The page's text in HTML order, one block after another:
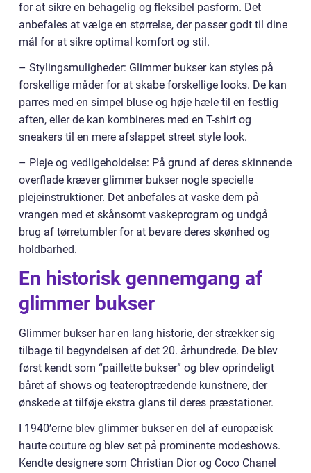
for at sikre en behagelig og fleksibel pasform. Det
anbefales at vælge en størrelse, der passer godt til dine
mål for at sikre optimal komfort og stil.
– Stylingsmuligheder: Glimmer bukser kan styles på
forskellige måder for at skabe forskellige looks. De kan
parres med en simpel bluse og høje hæle til en festlig
aften, eller de kan kombineres med en T-shirt og
sneakers til en mere afslappet street style look.
– Pleje og vedligeholdelse: På grund af deres skinnende
overflade kræver glimmer bukser nogle specielle
plejeinstruktioner. Det anbefales at vaske dem på
vrangen med et skånsomt vaskeprogram og undgå
brug af tørretumbler for at bevare deres skønhed og
holdbarhed.
En historisk gennemgang af
glimmer bukser
Glimmer bukser har en lang historie, der strækker sig
tilbage til begyndelsen af det 20. århundrede. De blev
først kendt som “paillette bukser” og blev oprindeligt
båret af shows og teateroptrædende kunstnere, der
ønskede at tilføje ekstra glans til deres præstationer.
I 1940’erne blev glimmer bukser en del af europæisk
haute couture og blev set på prominente modeshows.
Kendte designere som Christian Dior og Coco Chanel